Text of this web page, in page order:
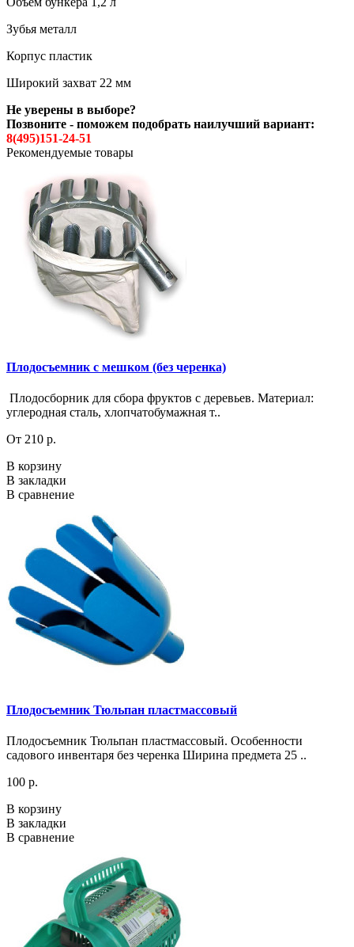
Зубья металл
Корпус пластик
Широкий захват 22 мм
Не уверены в выборе?
Позвоните - поможем подобрать наилучший вариант:
8(495)151-24-51
Рекомендуемые товары
Плодосъемник с мешком (без черенка)
Плодосборник для сбора фруктов с деревьев. Материал:
углеродная сталь, хлопчатобумажная т..
От 210 р.
В корзину
В закладки
В сравнение
Плодосъемник Тюльпан пластмассовый
Плодосъемник Тюльпан пластмассовый. Особенности
садового инвентаря без черенка Ширина предмета 25 ..
100 р.
В корзину
В закладки
В сравнение